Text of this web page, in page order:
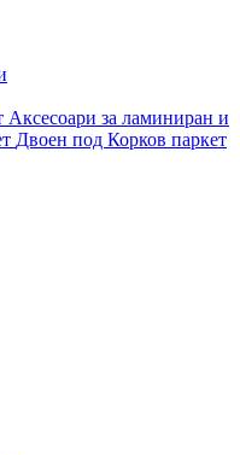
Аксесоари за ламиниран и
Двоен под Корков паркет